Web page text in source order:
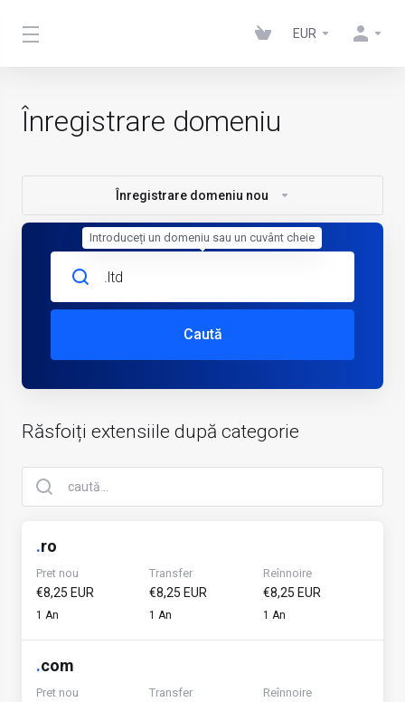
EUR
Înregistrare domeniu
Înregistrare domeniu nou
Caută
Răsfoiți extensiile după categorie
.ro
Pret nou
€8,25 EUR
1 An
Transfer
€8,25 EUR
1 An
Reînnoire
€8,25 EUR
1 An
.com
Pret nou Transfer Reînnoire
Introduceți un domeniu sau un cuvânt cheie